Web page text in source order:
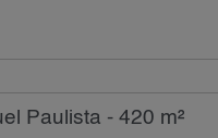
Paulista - 420 m²